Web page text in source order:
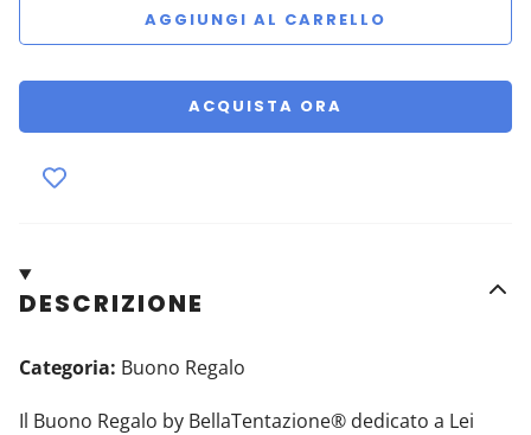
AGGIUNGI AL CARRELLO
ACQUISTA ORA
DESCRIZIONE
Categoria: Buono Regalo
Il Buono Regalo by BellaTentazione® dedicato a Lei